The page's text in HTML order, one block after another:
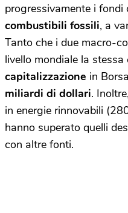
progressivamente i fondi
combustibili fossili, a
Tanto che i due macro-
livello mondiale la
capitalizzazione in
miliardi di dollari.
in energie rinnovabili
hanno superato quelli
con altre fonti.